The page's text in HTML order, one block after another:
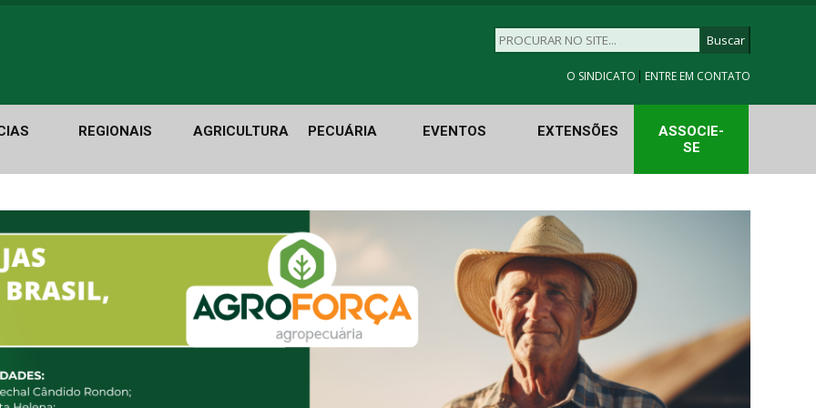
O SINDICATO | ENTRE EM CONTATO
REGIONAIS AGRICULTURA PECUÁRIA EVENTOS EXTENSÕES
ASSOCIE-
SE